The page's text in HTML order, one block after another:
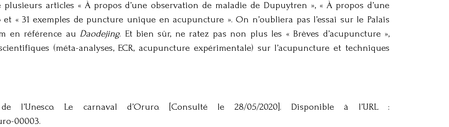
articles « À propos d’une observation de maladie de Dupuytren », « À propos d’une
« 31 exemples de puncture unique en acupuncture ». On n’oubliera pas l’essai sur le Palais
en référence au Daodejing. Et bien sûr, ne ratez pas non plus les « Brèves d’acupuncture »,
(méta-analyses, ECR, acupuncture expérimentale) sur l’acupuncture et techniques
l’Unesco. Le carnaval d’Oruro. [Consulté le 28/05/2020]. Disponible à l’URL :
00003.